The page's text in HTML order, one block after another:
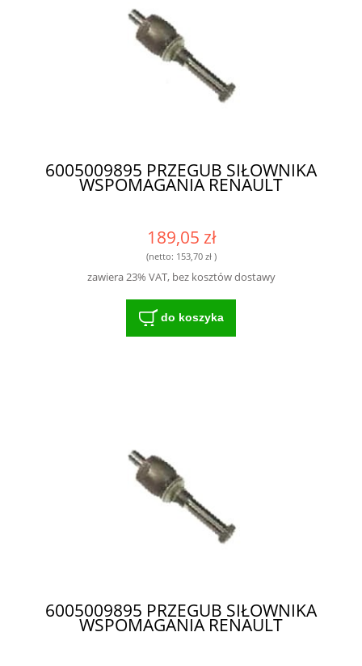
6005009895 PRZEGUB SIŁOWNIKA
WSPOMAGANIA RENAULT
189,05 zł
(netto: 153,70 zł)
zawiera 23% VAT, bez kosztów dostawy
do koszyka
6005009895 PRZEGUB SIŁOWNIKA
WSPOMAGANIA RENAULT